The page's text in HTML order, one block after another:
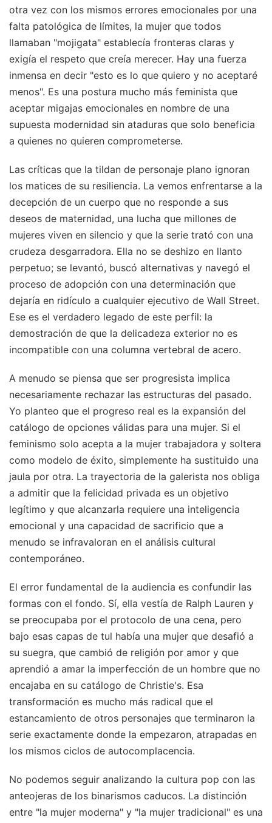
otra vez con los mismos errores emocionales por una
falta patológica de límites, la mujer que todos
llamaban "mojigata" establecía fronteras claras y
exigía el respeto que creía merecer. Hay una fuerza
inmensa en decir "esto es lo que quiero y no aceptaré
menos". Es una postura mucho más feminista que
aceptar migajas emocionales en nombre de una
supuesta modernidad sin ataduras que solo beneficia
a quienes no quieren comprometerse.
Las críticas que la tildan de personaje plano ignoran
los matices de su resiliencia. La vemos enfrentarse a la
decepción de un cuerpo que no responde a sus
deseos de maternidad, una lucha que millones de
mujeres viven en silencio y que la serie trató con una
crudeza desgarradora. Ella no se deshizo en llanto
perpetuo; se levantó, buscó alternativas y navegó el
proceso de adopción con una determinación que
dejaría en ridículo a cualquier ejecutivo de Wall Street.
Ese es el verdadero legado de este perfil: la
demostración de que la delicadeza exterior no es
incompatible con una columna vertebral de acero.
A menudo se piensa que ser progresista implica
necesariamente rechazar las estructuras del pasado.
Yo planteo que el progreso real es la expansión del
catálogo de opciones válidas para una mujer. Si el
feminismo solo acepta a la mujer trabajadora y soltera
como modelo de éxito, simplemente ha sustituido una
jaula por otra. La trayectoria de la galerista nos obliga
a admitir que la felicidad privada es un objetivo
legítimo y que alcanzarla requiere una inteligencia
emocional y una capacidad de sacrificio que a
menudo se infravaloran en el análisis cultural
contemporáneo.
El error fundamental de la audiencia es confundir las
formas con el fondo. Sí, ella vestía de Ralph Lauren y
se preocupaba por el protocolo de una cena, pero
bajo esas capas de tul había una mujer que desafió a
su suegra, que cambió de religión por amor y que
aprendió a amar la imperfección de un hombre que no
encajaba en su catálogo de Christie's. Esa
transformación es mucho más radical que el
estancamiento de otros personajes que terminaron la
serie exactamente donde la empezaron, atrapadas en
los mismos ciclos de autocomplacencia.
No podemos seguir analizando la cultura pop con las
anteojeras de los binarismos caducos. La distinción
entre "la mujer moderna" y "la mujer tradicional" es una